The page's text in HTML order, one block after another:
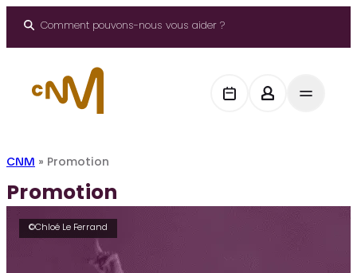
Comment pouvons-nous vous aider ?
CNM » Promotion
Promotion
©Chloé Le Ferrand